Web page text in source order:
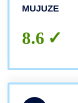
Puntatore
MUJUZE
8.6